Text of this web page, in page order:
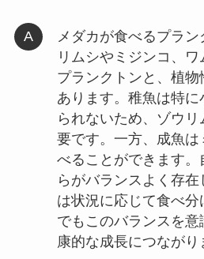
メダカが食べるプラ
リムシやミジンコ、
プランクトンと、植
あります。稚魚は特
られないため、ゾウ
要です。一方、成魚
べることができます
らがバランスよく存
は状況に応じて食べ
でもこのバランスを
康的な成長につながり